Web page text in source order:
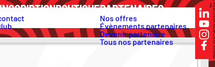
BOUTIQUEPARTENAIRES
Nos offres
Évènements partenaires
Devenir partenaire
Tous nos partenaires